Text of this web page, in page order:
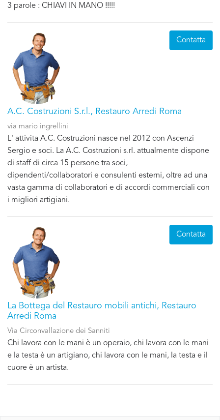
3 parole : CHIAVI IN MANO !!!!!
A.C. Costruzioni S.r.l., Restauro Arredi Roma
via mario ingrellini
L' attivita A.C. Costruzioni nasce nel 2012 con Ascenzi
Sergio e soci. La A.C. Costruzioni s.rl. attualmente dispone
di staff di circa 15 persone tra soci,
dipendenti/collaboratori e consulenti esterni, oltre ad una
vasta gamma di collaboratori e di accordi commerciali con
i migliori artigiani.
Contatta
La Bottega del Restauro mobili antichi, Restauro
Arredi Roma
Via Circonvallazione dei Sanniti
Chi lavora con le mani è un operaio, chi lavora con le mani
e la testa è un artigiano, chi lavora con le mani, la testa e il
cuore è un artista.
Contatta